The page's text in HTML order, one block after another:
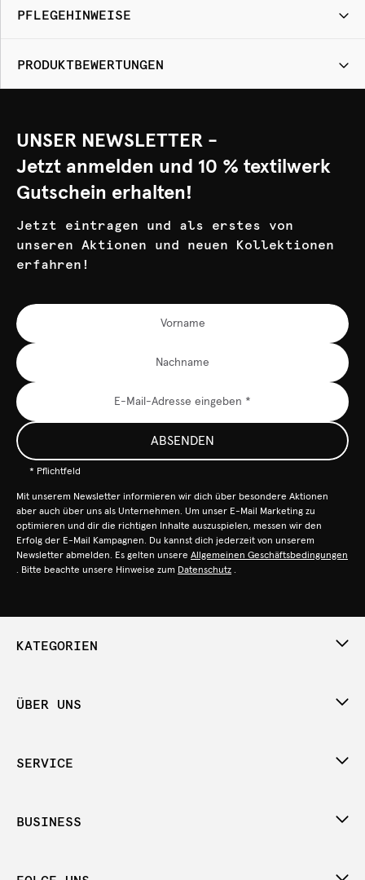
PFLEGEHINWEISE
PRODUKTBEWERTUNGEN
UNSER NEWSLETTER -
Jetzt anmelden und 10 % textilwerk
Gutschein erhalten!
Jetzt eintragen und als erstes von
unseren Aktionen und neuen Kollektionen
erfahren!
ABSENDEN
* Pflichtfeld
Mit unserem Newsletter informieren wir dich über besondere Aktionen
aber auch über uns als Unternehmen. Um unser E-Mail Marketing zu
optimieren und dir die richtigen Inhalte auszuspielen, messen wir den
Erfolg der E-Mail Kampagnen. Du kannst dich jederzeit von unserem
Newsletter abmelden. Es gelten unsere Allgemeinen Geschäftsbedingungen
. Bitte beachte unsere Hinweise zum Datenschutz .
KATEGORIEN
ÜBER UNS
SERVICE
BUSINESS